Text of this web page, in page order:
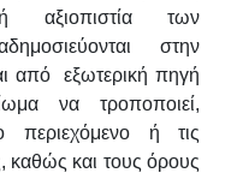
αξιοπιστία των
στην
από εξωτερική πηγή
να τροποποιεί,
περιεχόμενο ή τις
καθώς και τους όρους